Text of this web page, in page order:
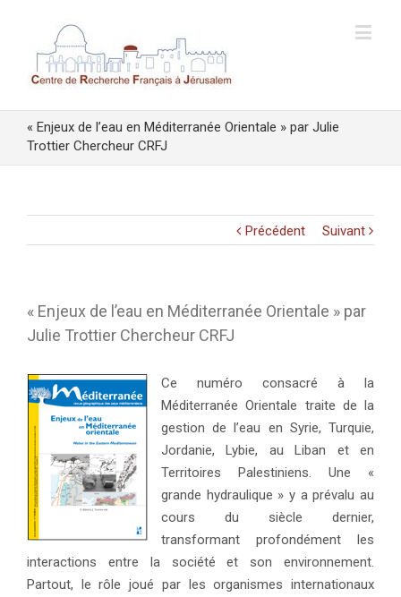
« Enjeux de l’eau en Méditerranée Orientale » par Julie
Trottier Chercheur CRFJ
Précédent Suivant
« Enjeux de l’eau en Méditerranée Orientale » par
Julie Trottier Chercheur CRFJ
Ce numéro consacré à la
Méditerranée Orientale traite de la
gestion de l’eau en Syrie, Turquie,
Jordanie, Lybie, au Liban et en
Territoires Palestiniens. Une «
grande hydraulique » y a prévalu au
cours du siècle dernier,
transformant profondément les
interactions entre la société et son environnement.
Partout, le rôle joué par les organismes internationaux